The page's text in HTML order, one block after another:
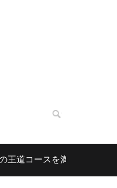
ースを満喫！今話題のハラ